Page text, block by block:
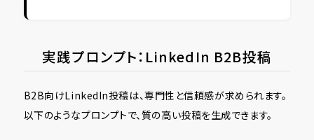
実践プロンプト：LinkedIn B2B投稿
B2B向けLinkedIn投稿は、専門性と信頼感が求められます。
以下のようなプロンプトで、質の高い投稿を生成できます。